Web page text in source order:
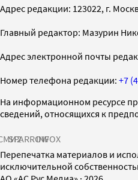
Адрес редакции: 123022, г.
Главный редактор: Мазурин
Адрес электронной почты
Номер телефона редакции: +7
На информационном ресурсе
сведений, относящихся к
SPARROWINFOX
Перепечатка материалов и
исключительной